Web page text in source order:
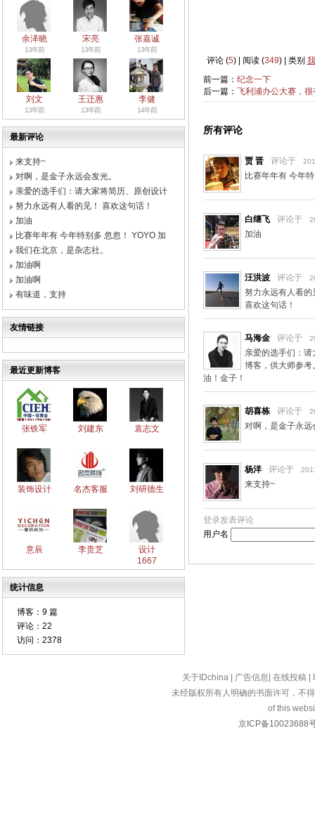
余泽晓
13年前
宋亮
13年前
张嘉诚
13年前
刘文
13年前
王迁惠
13年前
李健
14年前
最新评论
来支持~
对啊，是金子永远会发光。
亲爱的选手们：请大家将简历、原创设计
努力永远有人看的见！ 喜欢这句话！
加油
比赛年年有 今年特别多 忽忽！ YOYO 加
我们在北京，是杂志社。
加油啊
加油啊
有味道，支持
友情链接
最近更新博客
张铁军 刘建东 袁志文
装饰设计 名杰客服 刘研德生
意辰 李贵芝
设计
1667
统计信息
博客： 9 篇
评论： 22
访问： 2378
评论 (5) | 阅读 (349) | 类别
前一篇： 纪念一下
后一篇： 飞利浦办公大赛，很
所有评论
贾 晋 评论于
比赛年年有 今年
白继飞 评论于
加油
汪洪波 评论于
努力永远有人看的
喜欢这句话！
马海金 评论于
亲爱的选手们：
博客，供大师参
油！金子！
胡喜栋 评论于
对啊，是金子永远
杨洋 评论于
来支持~
登录发表评论
用户名
关于IDchina 广告信息 在线投稿
未经版权所有人明确的书面许可，不
of this
京ICP备10023688